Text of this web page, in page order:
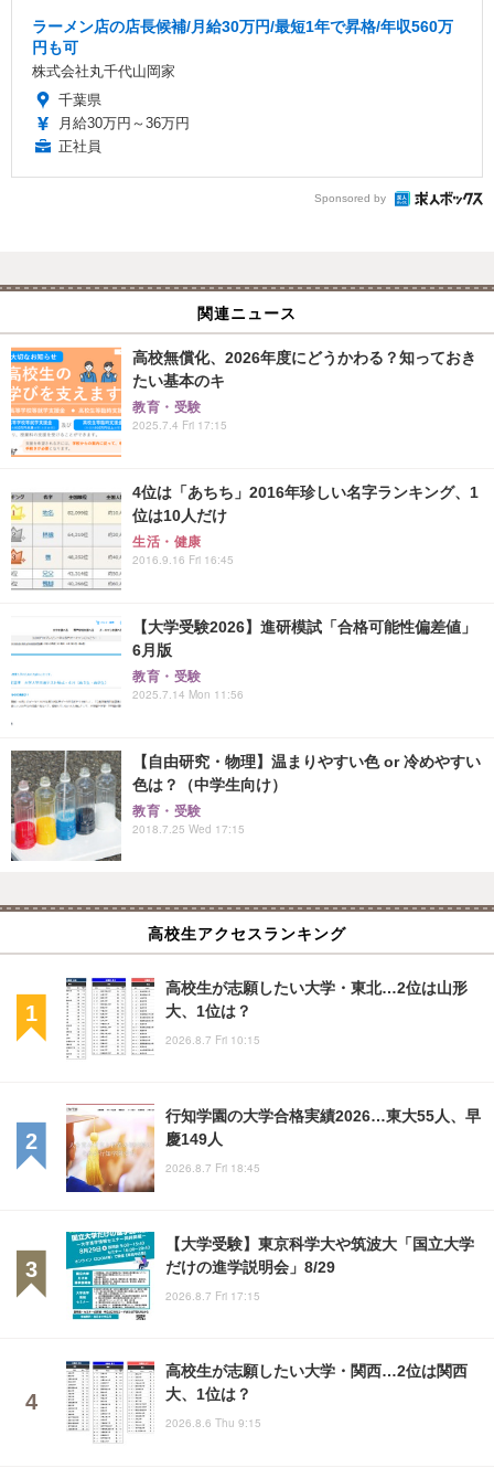
ラーメン店の店長候補/月給30万円/最短1年で昇格/年収560万
円も可
株式会社丸千代山岡家
千葉県
月給30万円～36万円
正社員
Sponsored by
関連ニュース
高校無償化、2026年度にどうかわる？知っておき
たい基本のキ
教育・受験
2025.7.4 Fri 17:15
4位は「あちち」2016年珍しい名字ランキング、1
位は10人だけ
生活・健康
2016.9.16 Fri 16:45
【大学受験2026】進研模試「合格可能性偏差値」
6月版
教育・受験
2025.7.14 Mon 11:56
【自由研究・物理】温まりやすい色 or 冷めやすい
色は？（中学生向け）
教育・受験
2018.7.25 Wed 17:15
高校生アクセスランキング
高校生が志願したい大学・東北…2位は山形
大、1位は？
2026.8.7 Fri 10:15
行知学園の大学合格実績2026…東大55人、早
慶149人
2026.8.7 Fri 18:45
【大学受験】東京科学大や筑波大「国立大学
だけの進学説明会」8/29
2026.8.7 Fri 17:15
高校生が志願したい大学・関西…2位は関西
大、1位は？
2026.8.6 Thu 9:15